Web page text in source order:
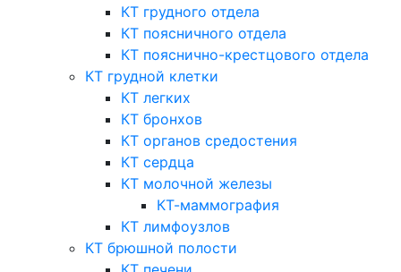
КТ грудного отдела
КТ поясничного отдела
КТ пояснично-крестцового отдела
КТ грудной клетки
КТ легких
КТ бронхов
КТ органов средостения
КТ сердца
КТ молочной железы
КТ-маммография
КТ лимфоузлов
КТ брюшной полости